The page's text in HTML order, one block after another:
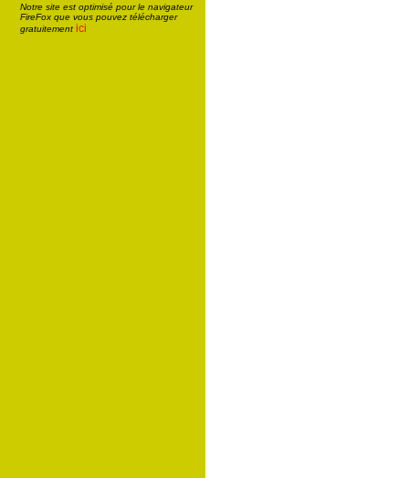
Notre site est optimisé pour le navigateur
FireFox que vous pouvez télécharger
gratuitement ici